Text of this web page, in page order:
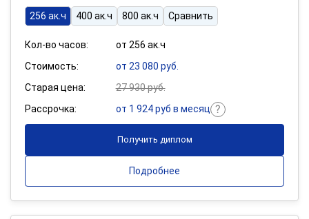
256 ак.ч
400 ак.ч 800 ак.ч Сравнить
Кол-во часов:
от 256 ак.ч
Стоимость:
от 23 080 руб.
Старая цена:
27 930 руб.
Рассрочка:
от 1 924 руб в месяц
Получить диплом
Подробнее